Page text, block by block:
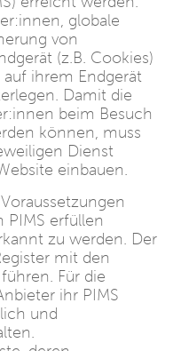
globale
von
(z.B. Cookies)
ihrem Endgerät
Damit die
beim Besuch
können, muss
Dienst
einbauen.
PIMS erfüllen
zu werden. Der
mit den
Für die
ihr PIMS
und